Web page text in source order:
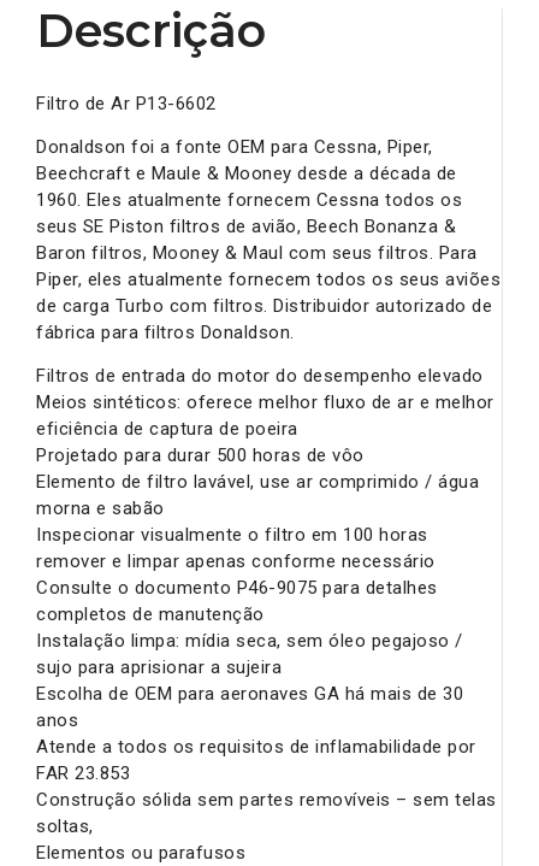
Descrição
Filtro de Ar P13-6602
Donaldson foi a fonte OEM para Cessna, Piper,
Beechcraft e Maule & Mooney desde a década de
1960. Eles atualmente fornecem Cessna todos os
seus SE Piston filtros de avião, Beech Bonanza &
Baron filtros, Mooney & Maul com seus filtros. Para
Piper, eles atualmente fornecem todos os seus aviões
de carga Turbo com filtros. Distribuidor autorizado de
fábrica para filtros Donaldson.
Filtros de entrada do motor do desempenho elevado
Meios sintéticos: oferece melhor fluxo de ar e melhor
eficiência de captura de poeira
Projetado para durar 500 horas de vôo
Elemento de filtro lavável, use ar comprimido / água
morna e sabão
Inspecionar visualmente o filtro em 100 horas
remover e limpar apenas conforme necessário
Consulte o documento P46-9075 para detalhes
completos de manutenção
Instalação limpa: mídia seca, sem óleo pegajoso /
sujo para aprisionar a sujeira
Escolha de OEM para aeronaves GA há mais de 30
anos
Atende a todos os requisitos de inflamabilidade por
FAR 23.853
Construção sólida sem partes removíveis – sem telas
soltas,
Elementos ou parafusos